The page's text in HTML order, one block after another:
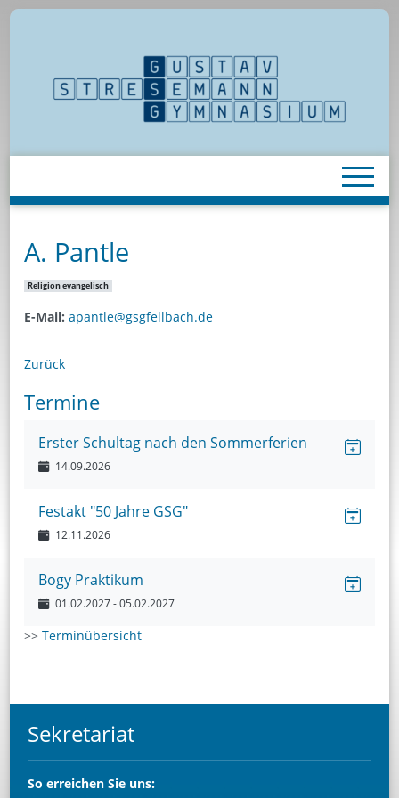
A. Pantle
Religion evangelisch
E-Mail:apantle@gsgfellbach.de
Zurück
Termine
Erster Schultag nach den Sommerferien
14.09.2026
Festakt "50 Jahre GSG"
12.11.2026
Bogy Praktikum
01.02.2027- 05.02.2027
>>Terminübersicht
Sekretariat
So erreichen Sie uns: